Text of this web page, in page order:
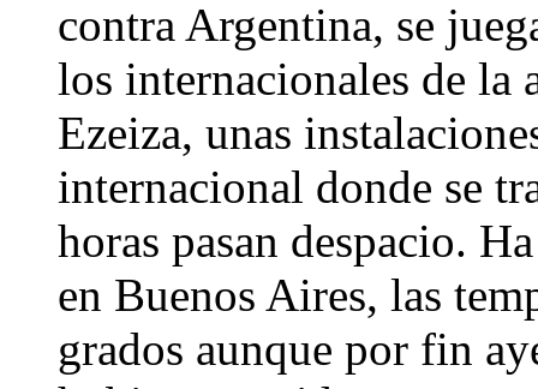
contra Argentina, se
los internacionales de la
Ezeiza, unas
internacional donde se
horas pasan despacio.
en Buenos Aires, las
grados aunque por fin